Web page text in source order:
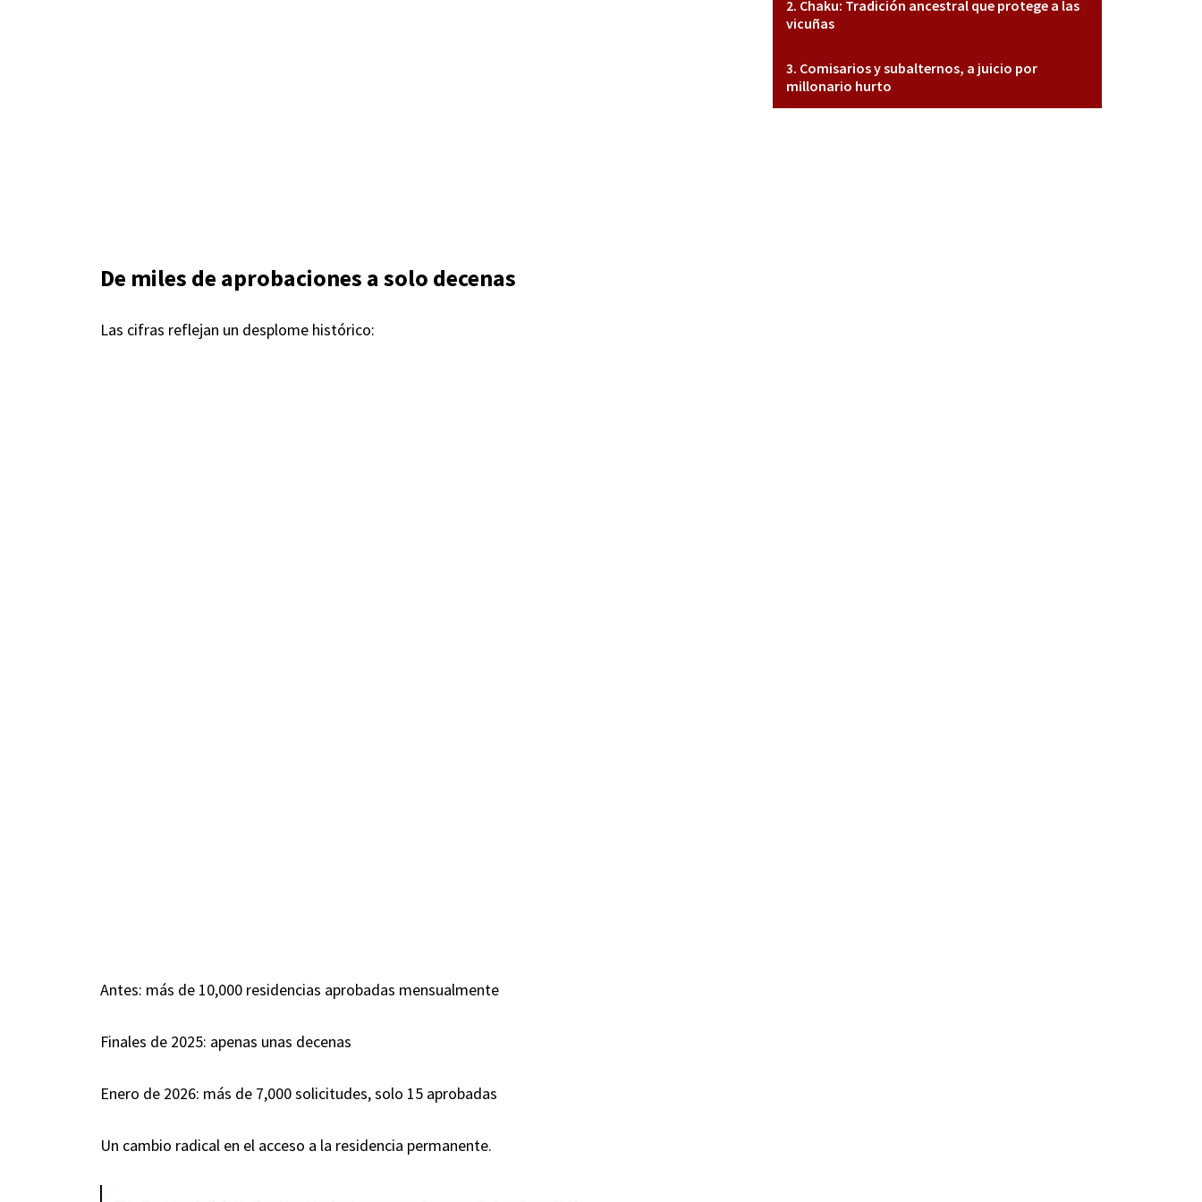
De miles de aprobaciones a solo decenas
Las cifras reflejan un desplome histórico:
Antes: más de 10,000 residencias aprobadas mensualmente
Finales de 2025: apenas unas decenas
Enero de 2026: más de 7,000 solicitudes, solo 15 aprobadas
Un cambio radical en el acceso a la residencia permanente.
Chaku: Tradición ancestral que protege a las
vicuñas
Comisarios y subalternos, a juicio por
millonario hurto